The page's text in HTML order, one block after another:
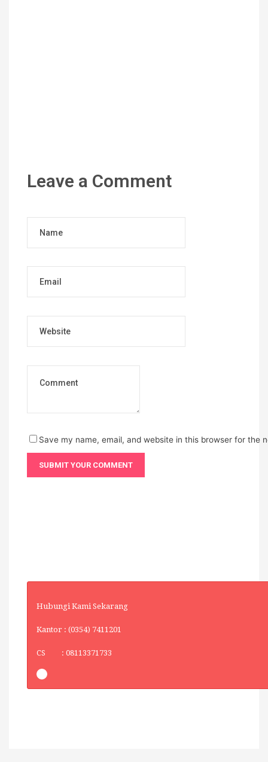
Leave a Comment
Save my name, email, and website in this browser for the
Hubungi Kami Sekarang
Kantor : (0354) 7411201
CS : 08113371733